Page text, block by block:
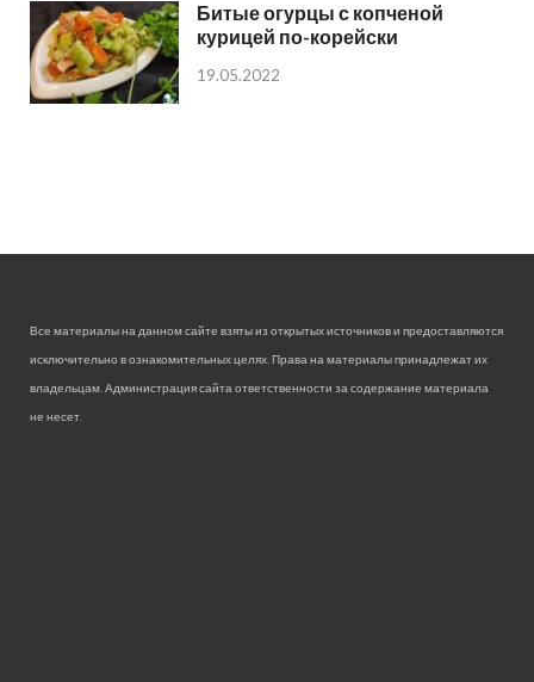
Битые огурцы с копченой
курицей по-корейски
19.05.2022
Все материалы на данном сайте взяты из открытых источников и предоставляются
исключительно в ознакомительных целях. Права на материалы принадлежат их
владельцам. Администрация сайта ответственности за содержание материала
не несет.